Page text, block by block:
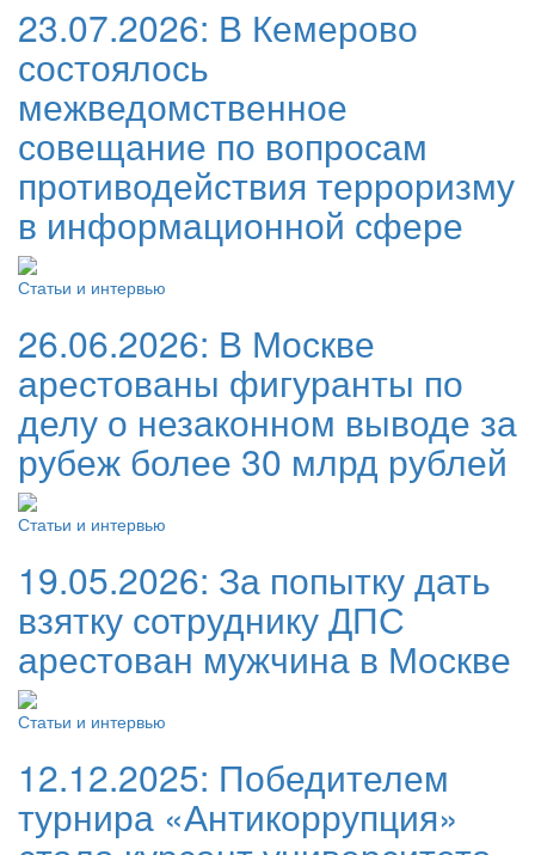
23.07.2026: В Кемерово
состоялось
межведомственное
совещание по вопросам
противодействия терроризму
в информационной сфере
Статьи и интервью
26.06.2026: В Москве
арестованы фигуранты по
делу о незаконном выводе за
рубеж более 30 млрд рублей
Статьи и интервью
19.05.2026: За попытку дать
взятку сотруднику ДПС
арестован мужчина в Москве
Статьи и интервью
12.12.2025: Победителем
турнира «Антикоррупция»